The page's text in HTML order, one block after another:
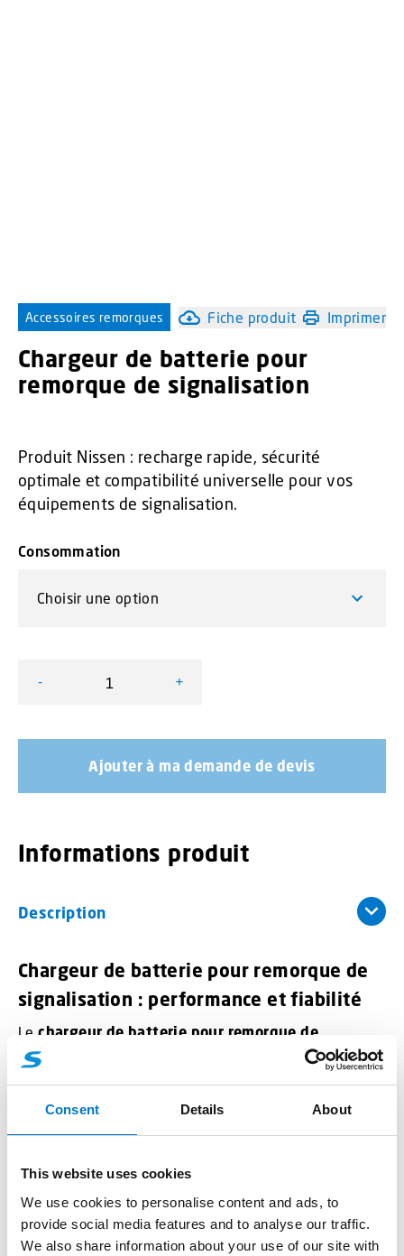
Consent Details About
This website uses cookies
We use cookies to personalise content and ads, to
provide social media features and to analyse our traffic.
We also share information about your use of our site with
Accessoires remorques Fiche produit Imprimer
Chargeur de batterie pour
remorque de signalisation
Produit Nissen : recharge rapide, sécurité
optimale et compatibilité universelle pour vos
équipements de signalisation.
Consommation
-
quantité de Chargeur de batterie pour remorque de
+
Ajouter à ma demande de devis
Informations produit
Description
Chargeur de batterie pour remorque de
signalisation : performance et fiabilité
Lechargeur de batterie pour remorque de
signalisation
est indispensable pour garantir une
une recharge rapide et efficace des batteries utilisées
sur les dispositifs de signalisation mobile.
Compatibilité étendue
Ces chargeurs sont compatibles avec les batteries des
PMV à LED, lesremorques graphiques à LED,
lesremorques FLRainsi quel’absorbeur de choc